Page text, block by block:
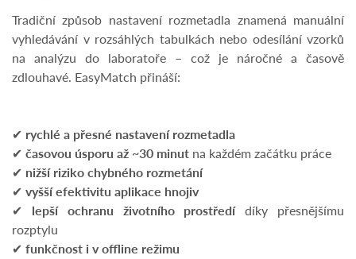
Tradiční způsob nastavení rozmetadla znamená manuální
vyhledávání v rozsáhlých tabulkách nebo odesílání vzorků
na analýzu do laboratoře – což je náročné a časově
zdlouhavé. EasyMatch přináší:
✔ rychlé a přesné nastavení rozmetadla
✔ časovou úsporu až ~30 minut na každém začátku práce
✔ nižší riziko chybného rozmetání
✔ vyšší efektivitu aplikace hnojiv
✔ lepší ochranu životního prostředídíky přesnějšímu
rozptylu
✔ funkčnost i v offline režimu